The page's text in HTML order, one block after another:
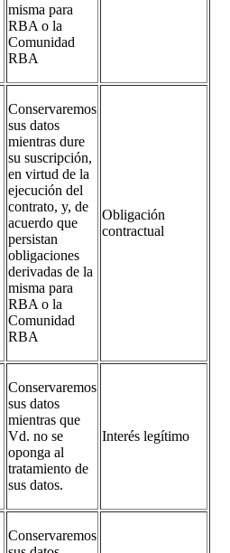
misma para
RBA o la
Comunidad
RBA
Conservaremos
sus datos
mientras dure
su suscripción,
en virtud de la
ejecución del
contrato, y, de
acuerdo que
persistan
obligaciones
derivadas de la
misma para
RBA o la
Comunidad
RBA
Obligación
contractual
Conservaremos
sus datos
mientras que
Vd. no se
oponga al
tratamiento de
sus datos.
Interés legítimo
Conservaremos